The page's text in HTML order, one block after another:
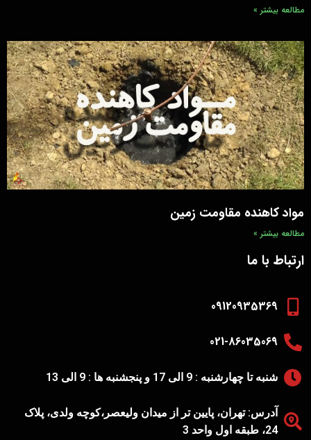
مطالعه بیشتر »
مواد کاهنده مقاومت زمین
مطالعه بیشتر »
ارتباط با ما
09120935369
021-86035069
شنبه تا چهارشنبه : 9 الی 17 و پنجشنبه ها : 9 الی 13
آدرس: تهران، پایین تر از میدان ولیعصر،کوچه ولدی، پلاک
24، طبقه اول واحد 3